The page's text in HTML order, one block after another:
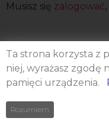
Musisz się zalogować
Ta strona korzysta z
niej, wyrażasz zgodę
pamięci urządzenia.
Rozumiem